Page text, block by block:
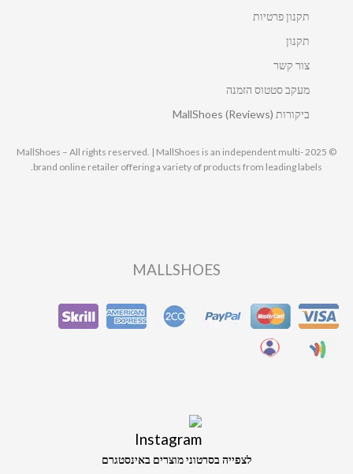
תקנון פרטיות
תקנון
צור קשר
מעקב סטטוס הזמנה
ביקורות MallShoes (Reviews)
© 2025 MallShoes – All rights reserved. | MallShoes is an independent multi-
brand online retailer offering a variety of products from leading labels.
MALLSHOES
לצפייה בסרטוני מוצרים באינסטגרם